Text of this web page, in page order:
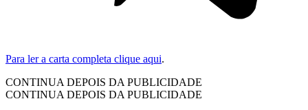
Para ler a carta completa clique aqui.
CONTINUA DEPOIS DA PUBLICIDADE
CONTINUA DEPOIS DA PUBLICIDADE